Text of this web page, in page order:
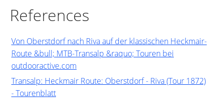
References
Von Oberstdorf nach Riva auf der klassischen Heckmair-
Route &bull; MTB-Transalp &raquo; Touren bei
outdooractive.com
Transalp: Heckmair Route: Oberstdorf - Riva (Tour 1872)
- Tourenblatt